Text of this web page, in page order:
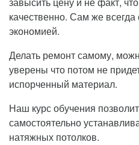
качественно. Сам же
экономией.
Делать ремонт самому,
уверены что потом не
испорченный материал.
Наш курс обучения
самостоятельно
натяжных потолков.